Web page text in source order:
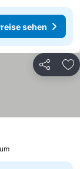
sehen
Teilen